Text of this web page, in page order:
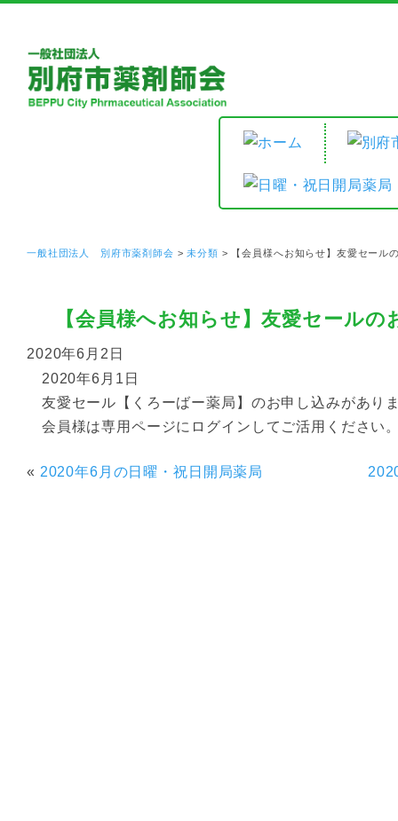
一般社団法人 別府市薬剤師会 >未分類 > 【会員様へお知らせ】友愛セール
【会員様へお知らせ】友愛セールの
2020年6月2日
2020年6月1日
友愛セール【くろーばー薬局】のお申し込みがあり
会員様は専用ページにログインしてご活用ください
« 2020年6月の日曜・祝日開局薬局